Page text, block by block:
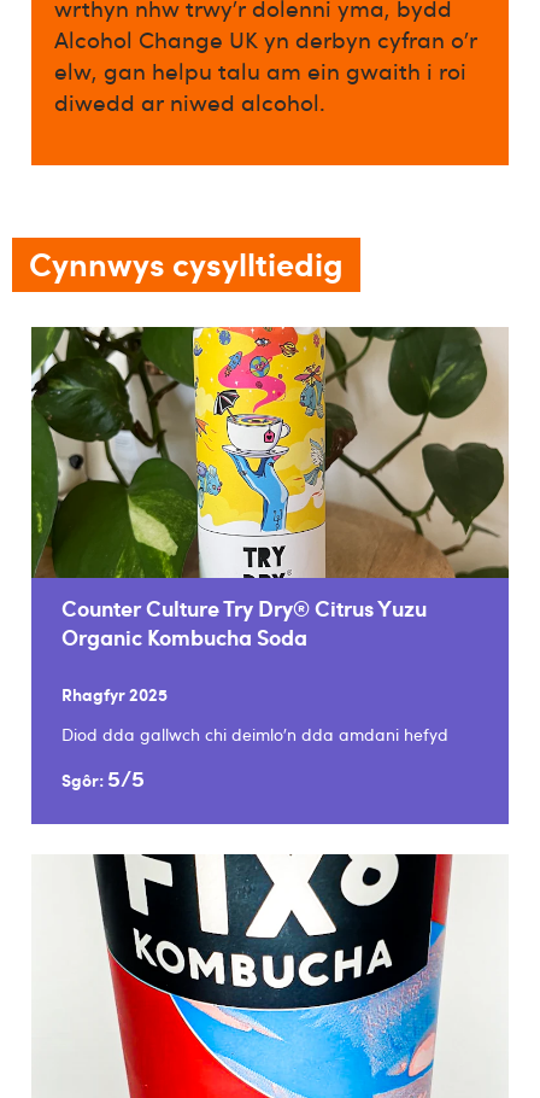
wrthyn nhw trwy’r dolenni yma, bydd
Alcohol Change UK yn derbyn cyfran o’r
elw, gan helpu talu am ein gwaith i roi
diwedd ar niwed alcohol.​
Cynnwys cysylltiedig
Counter Culture Try Dry® Citrus Yuzu
Organic Kombucha Soda
Rhagfyr 2025
Diod dda gallwch chi deimlo’n dda amdani hefyd
Sgôr: 5/5